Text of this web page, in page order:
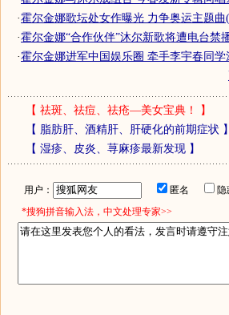
·霍尔金娜歌坛处女作曝光 力争奥运主题曲
·霍尔金娜“合作伙伴”沐尔新歌将遭电台禁
·霍尔金娜进军中国娱乐圈 牵手李宇春同学
【 祛斑、祛痘、祛疮—美女宝典！ 】
【 脂肪肝、酒精肝、肝硬化的前期症状 】
【 湿疹、皮炎、荨麻疹最新发现】
用户： 匿名
*搜狗拼音输入法，中文处理专家>>